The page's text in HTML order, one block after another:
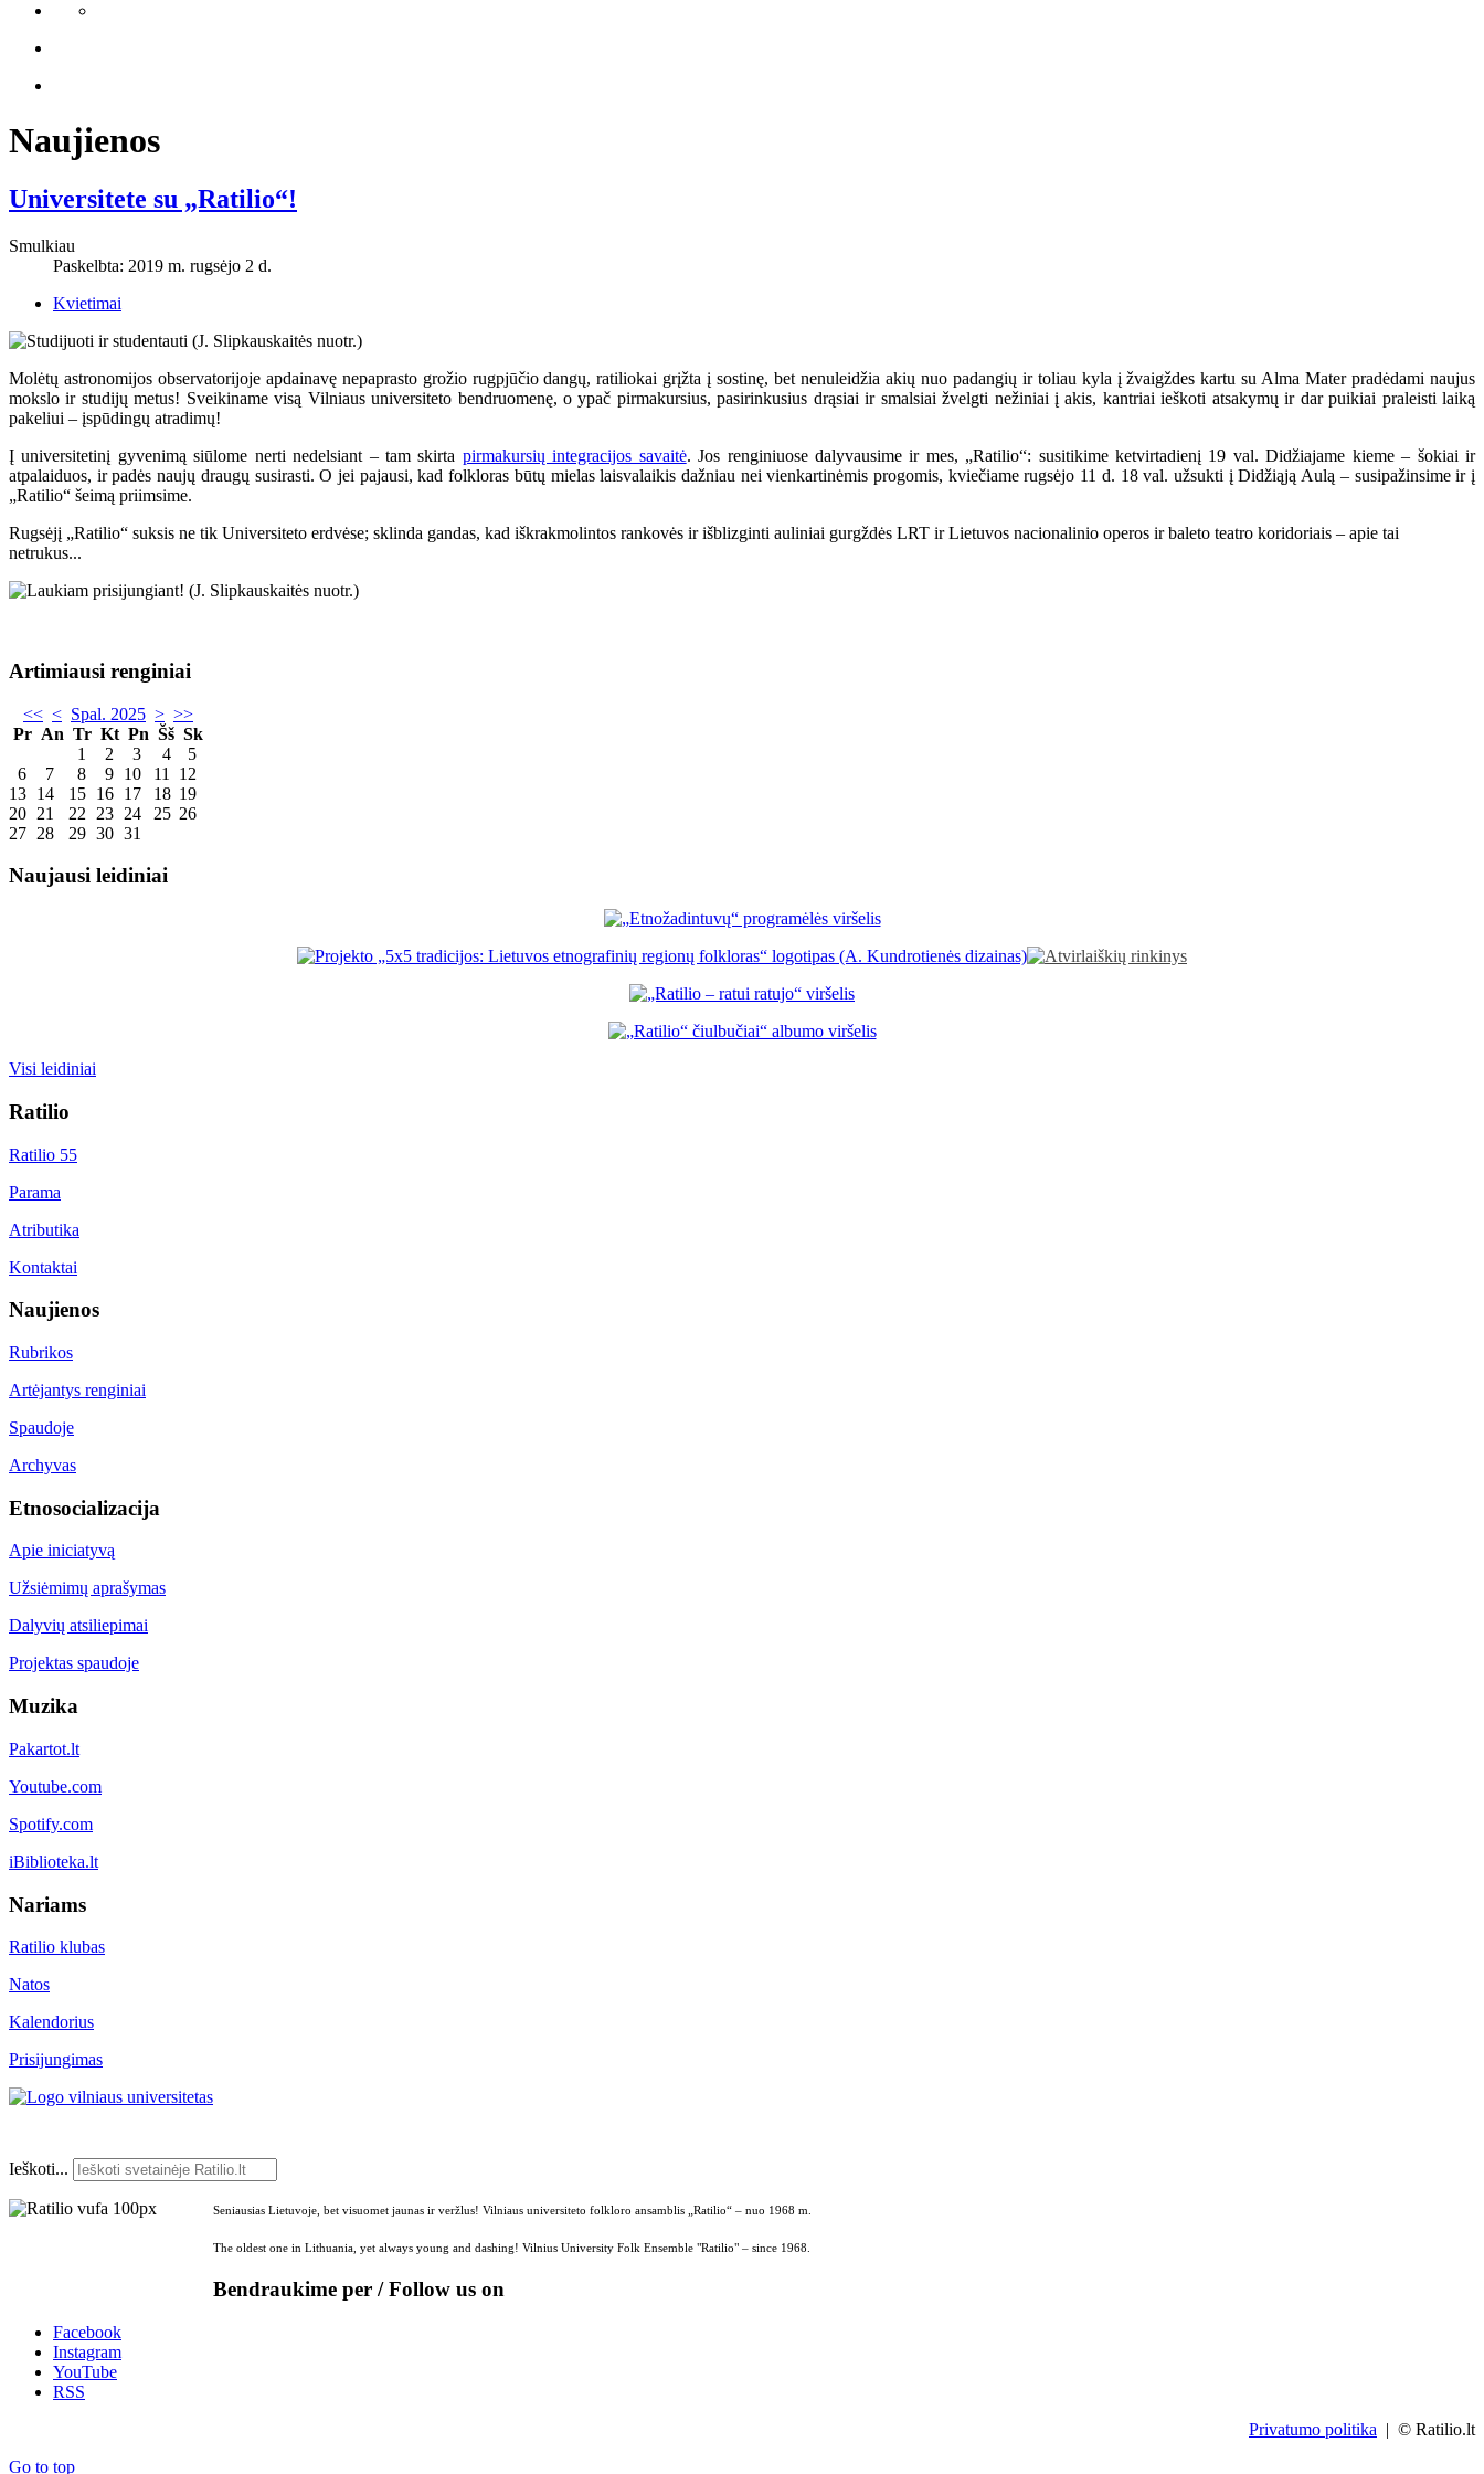
Naujienos
Universitete su „Ratilio“!
Smulkiau
Paskelbta: 2019 m. rugsėjo 2 d.
Kvietimai
Molėtų astronomijos observatorijoje apdainavę nepaprasto grožio rugpjūčio dangų, ratiliokai grįžta į sostinę, bet nenuleidžia akių nuo padangių ir toliau kyla į žvaigždes kartu su Alma Mater pradėdami naujus
mokslo ir studijų metus! Sveikiname visą Vilniaus universiteto bendruomenę, o ypač pirmakursius, pasirinkusius drąsiai ir smalsiai žvelgti nežiniai į akis, kantriai ieškoti atsakymų ir dar puikiai praleisti laiką
pakeliui – įspūdingų atradimų!
Į universitetinį gyvenimą siūlome nerti nedelsiant – tam skirta pirmakursių integracijos savaitė. Jos renginiuose dalyvausime ir mes, „Ratilio“: susitikime ketvirtadienį 19 val. Didžiajame kieme – šokiai ir
atpalaiduos, ir padės naujų draugų susirasti. O jei pajausi, kad folkloras būtų mielas laisvalaikis dažniau nei vienkartinėmis progomis, kviečiame rugsėjo 11 d. 18 val. užsukti į Didžiąją Aulą – susipažinsime ir į
„Ratilio“ šeimą priimsime.
Rugsėjį „Ratilio“ suksis ne tik Universiteto erdvėse; sklinda gandas, kad iškrakmolintos rankovės ir išblizginti auliniai gurgždės LRT ir Lietuvos nacionalinio operos ir baleto teatro koridoriais – apie tai
netrukus...
Artimiausi renginiai
<< < Spal. 2025 > >>
Pr An Tr Kt Pn Šš Sk
1
2 3 4
5
6
7 8 9 10 11
12
13 14 15 16 17 18 19
20 21 22 23 24 25 26
27 28 29 30 31
Naujausi leidiniai
Visi leidiniai
Ratilio
Ratilio 55
Parama
Atributika
Kontaktai
Naujienos
Rubrikos
Artėjantys renginiai
Spaudoje
Archyvas
Etnosocializacija
Apie iniciatyvą
Užsiėmimų aprašymas
Dalyvių atsiliepimai
Projektas spaudoje
Muzika
Pakartot.lt
Youtube.com
Spotify.com
iBiblioteka.lt
Nariams
Ratilio klubas
Natos
Kalendorius
Prisijungimas
Ieškoti...
Seniausias Lietuvoje, bet visuomet jaunas ir veržlus! Vilniaus universiteto folkloro ansamblis „Ratilio“ – nuo 1968 m.
The oldest one in Lithuania, yet always young and dashing! Vilnius University Folk Ensemble "Ratilio" – since 1968.
Bendraukime per / Follow us on
Facebook
Instagram
YouTube
RSS
Privatumo politika | © Ratilio.lt
Go to top